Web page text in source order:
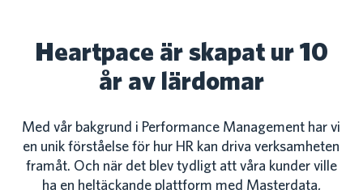
Heartpace är skapat ur 10
år av lärdomar
Med vår bakgrund i Performance Management har vi
en unik förståelse för hur HR kan driva verksamheten
framåt. Och när det blev tydligt att våra kunder ville
ha en heltäckande plattform med Masterdata,